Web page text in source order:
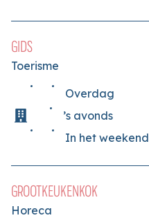
GIDS
Toerisme
Overdag
’s avonds
In het weekend
GROOTKEUKENKOK
Horeca